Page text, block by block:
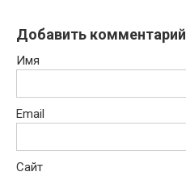
Добавить комментарий
Имя
Email
Сайт